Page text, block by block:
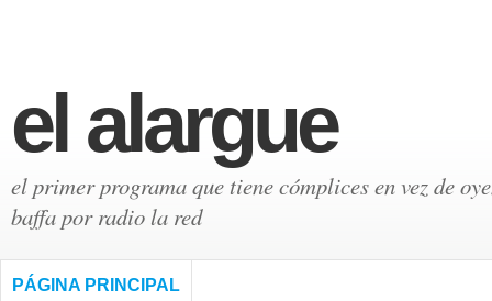
el alargue
el primer programa que tiene cómplices en vez de
baffa por radio la red
PÁGINA PRINCIPAL